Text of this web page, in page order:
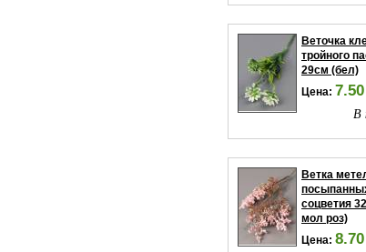
Веточка
тройного
29см (бел)
Цена:
В
Ветка
соцветия
мол роз)
Цена: